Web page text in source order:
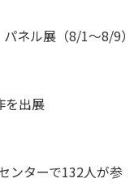
ネル展（8/1～8/9）
を出展
ンターで132人が参